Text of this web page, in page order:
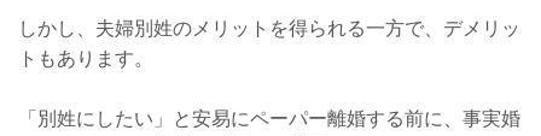
しかし、夫婦別姓のメリットを得られる一方で、デメリッ
トもあります。
「別姓にしたい」と安易にペーパー離婚する前に、事実婚